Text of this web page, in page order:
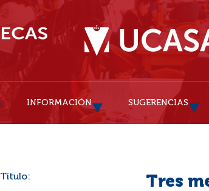
INFORMACIÓN SUGERENCIAS
Título: Tres